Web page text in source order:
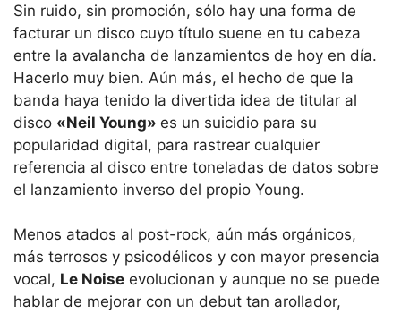
Sin ruido, sin promoción, sólo hay una forma de
facturar un disco cuyo título suene en tu cabeza
entre la avalancha de lanzamientos de hoy en día.
Hacerlo muy bien. Aún más, el hecho de que la
banda haya tenido la divertida idea de titular al
disco «Neil Young» es un suicidio para su
popularidad digital, para rastrear cualquier
referencia al disco entre toneladas de datos sobre
el lanzamiento inverso del propio Young.
Menos atados al post-rock, aún más orgánicos,
más terrosos y psicodélicos y con mayor presencia
vocal, Le Noise evolucionan y aunque no se puede
hablar de mejorar con un debut tan arollador,